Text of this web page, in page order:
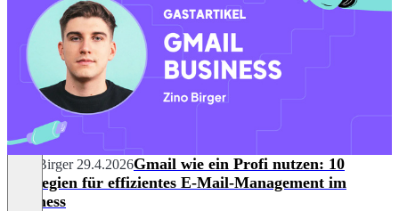
Zino Birger 29.4.2026Gmail wie ein Profi nutzen: 10
Strategien für effizientes E-Mail-Management im
Business